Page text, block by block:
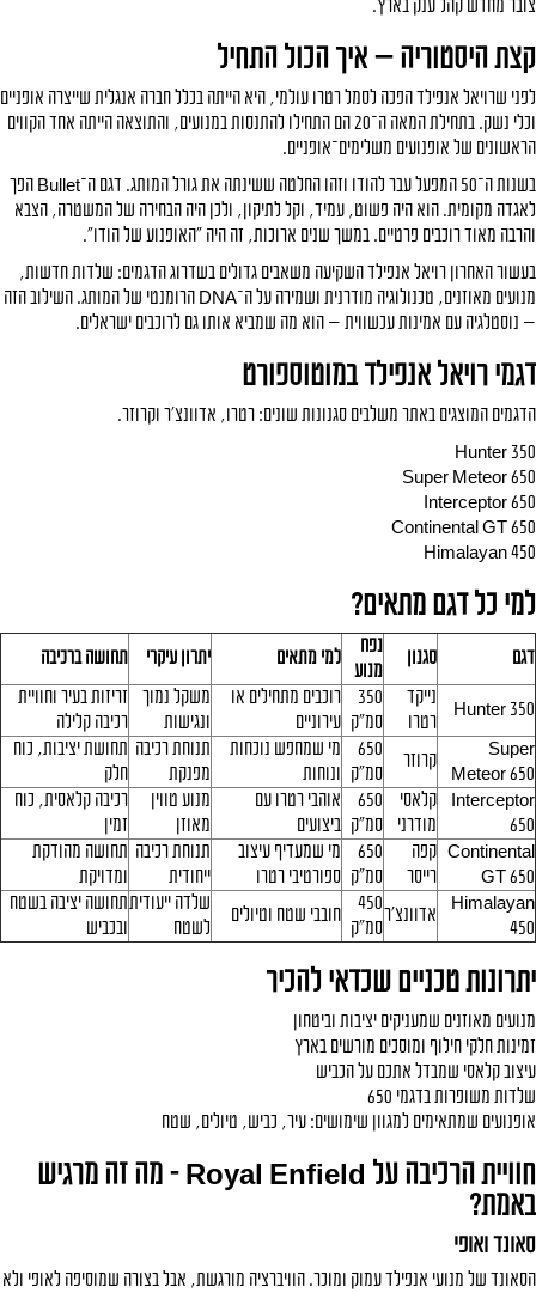
צובר מחדש קהל ענק בארץ.
קצת היסטוריה — איך הכול התחיל
לפני שרויאל אנפילד הפכה לסמל רטרו עולמי, היא הייתה בכלל חברה אנגלית שייצרה אופניים
וכלי נשק. בתחילת המאה ה־20 הם התחילו להתנסות במנועים, והתוצאה הייתה אחד הקווים
הראשונים של אופנועים משלימים־אופניים.
בשנות ה־50 המפעל עבר להודו וזהו החלטה ששינתה את גורל המותג. דגם ה־Bullet הפך
לאגדה מקומית. הוא היה פשוט, עמיד, וקל לתיקון, ולכן היה הבחירה של המשטרה, הצבא
והרבה מאוד רוכבים פרטיים. במשך שנים ארוכות, זה היה "האופנוע של הודו".
בעשור האחרון רויאל אנפילד השקיעה משאבים גדולים בשדרוג הדגמים: שלדות חדשות,
מנועים מאוזנים, טכנולוגיה מודרנית ושמירה על ה־DNA הרומנטי של המותג. השילוב הזה
— נוסטלגיה עם אמינות עכשווית — הוא מה שמביא אותו גם לרוכבים ישראלים.
דגמי רויאל אנפילד במוטוספורט
הדגמים המוצגים באתר משלבים סגנונות שונים: רטרו, אדוונצ'ר וקרוזר.
Hunter 350
Super Meteor 650
Interceptor 650
Continental GT 650
Himalayan 450
למי כל דגם מתאים?
דגם סגנון
נפח
מנוע
למי מתאים יתרון עיקרי תחושה ברכיבה
Hunter 350
נייקד
רטרו
350
סמ״ק
רוכבים מתחילים או
עירוניים
משקל נמוך
ונגישות
זריזות בעיר וחוויית
רכיבה קלילה
Super
Meteor 650
קרוזר
650
סמ״ק
מי שמחפש נוכחות
ונוחות
תנוחת רכיבה
מפנקת
תחושת יציבות, כוח
חלק
Interceptor
650
קלאסי
מודרני
650
סמ״ק
אוהבי רטרו עם
ביצועים
מנוע טווין
מאוזן
רכיבה קלאסית, כוח
זמין
Continental
GT 650
קפה
רייסר
650
סמ״ק
מי שמעדיף עיצוב
ספורטיבי רטרו
תנוחת רכיבה
ייחודית
תחושה מהודקת
ומדויקת
Himalayan
450
אדוונצ'ר
450
סמ״ק
חובבי שטח וטיולים
שלדה ייעודית
לשטח
תחושה יציבה בשטח
ובכביש
יתרונות טכניים שכדאי להכיר
מנועים מאוזנים שמעניקים יציבות וביטחון
זמינות חלקי חילוף ומוסכים מורשים בארץ
עיצוב קלאסי שמבדל אתכם על הכביש
שלדות משופרות בדגמי 650
אופנועים שמתאימים למגוון שימושים: עיר, כביש, טיולים, שטח
חוויית הרכיבה על Royal Enfield - מה זה מרגיש
באמת?
סאונד ואופי
הסאונד של מנועי אנפילד עמוק ומוכר. הוויברציה מורגשת, אבל בצורה שמוסיפה לאופי ולא